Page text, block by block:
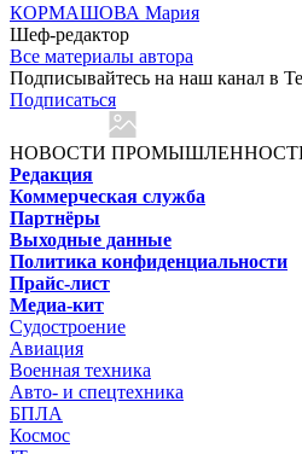
КОРМАШОВА Мария
Шеф-редактор
Все материалы автора
Подписывайтесь на наш канал в
Подписаться
НОВОСТИ
Редакция
Коммерческая служба
Партнёры
Выходные данные
Политика конфиденциальности
Прайс-лист
Медиа-кит
Судостроение
Авиация
Военная техника
Авто- и спецтехника
БПЛА
Космос